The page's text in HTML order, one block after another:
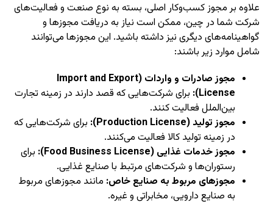
علاوه بر مجوز کسب‌وکار اصلی، بسته به نوع صنعت و فعالیت‌های
شرکت شما در چین، ممکن است نیاز به دریافت مجوزها و
گواهینامه‌های دیگری نیز داشته باشید. این مجوزها می‌توانند
شامل موارد زیر باشند:
مجوز صادرات و واردات (Import and Export
License): برای شرکت‌هایی که قصد دارند در زمینه تجارت
بین‌الملل فعالیت کنند.
مجوز تولید (Production License):
برای شرکت‌هایی که
در زمینه تولید کالا فعالیت می‌کنند.
مجوز خدمات غذایی (Food Business License):
برای
رستوران‌ها و شرکت‌های مرتبط با صنایع غذایی.
مجوزهای مربوط به صنایع خاص: مانند مجوزهای مربوط
به صنایع دارویی، مخابراتی و غیره.